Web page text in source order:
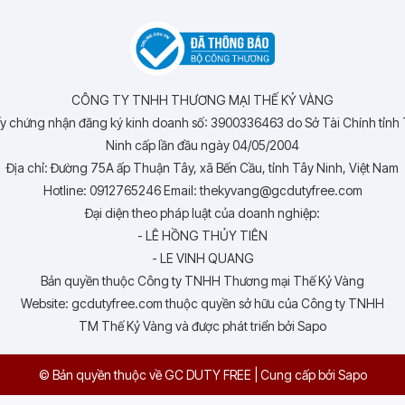
CÔNG TY TNHH THƯƠNG MẠI THẾ KỶ VÀNG
chứng nhận đăng ký kinh doanh số: 3900336463 do Sở Tài Chính tỉnh
Ninh cấp lần đầu ngày 04/05/2004
Địa chỉ: Đường 75A ấp Thuận Tây, xã Bến Cầu, tỉnh Tây Ninh, Việt Nam
Hotline: 0912765246 Email: thekyvang@gcdutyfree.com
Đại diện theo pháp luật của doanh nghiệp:
- LÊ HỒNG THỦY TIÊN
- LE VINH QUANG
Bản quyền thuộc Công ty TNHH Thương mại Thế Kỷ Vàng
Website: gcdutyfree.com thuộc quyền sở hữu của Công ty TNHH
TM Thế Kỷ Vàng và được phát triển bởi Sapo
© Bản quyền thuộc về GC DUTY FREE Cung cấp bởi Sapo